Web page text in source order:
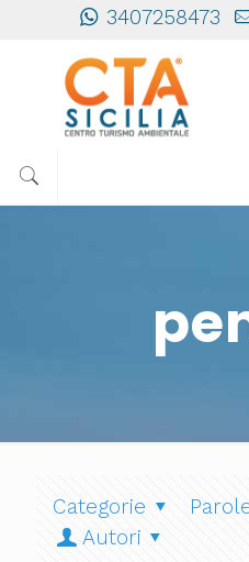
3407258473
Categorie
Autori